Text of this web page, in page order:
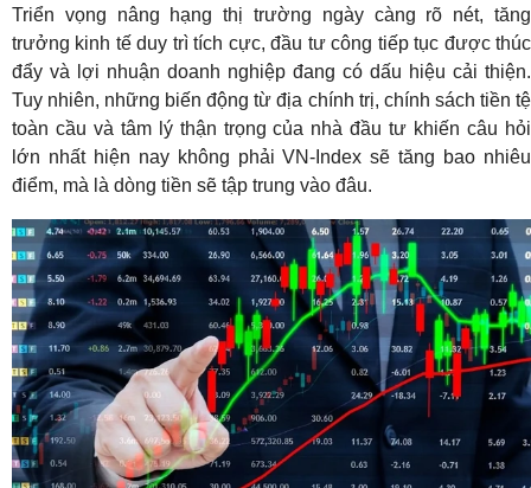
Triển vọng nâng hạng thị trường ngày càng rõ nét, tăng
trưởng kinh tế duy trì tích cực, đầu tư công tiếp tục được thúc
đẩy và lợi nhuận doanh nghiệp đang có dấu hiệu cải thiện.
Tuy nhiên, những biến động từ địa chính trị, chính sách tiền tệ
toàn cầu và tâm lý thận trọng của nhà đầu tư khiến câu hỏi
lớn nhất hiện nay không phải VN-Index sẽ tăng bao nhiêu
điểm, mà là dòng tiền sẽ tập trung vào đâu.